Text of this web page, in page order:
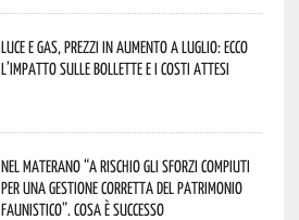
Luce e gas, prezzi in aumento a luglio: ecco
l’impatto sulle bollette e i costi attesi
Nel materano “a rischio gli sforzi compiuti
per una gestione corretta del patrimonio
faunistico”. Cosa è successo